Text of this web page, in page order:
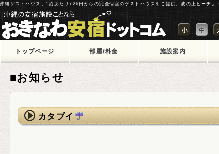
沖縄ゲストハウス、1泊あたり726円からの完全個室のゲストハウスをご提供。波の上ビーチ
トップページ 部屋/料金 施設案内
■お知らせ
カタブイ